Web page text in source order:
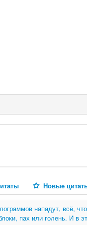
Новые
нападут, всё,
пах или голень. И в